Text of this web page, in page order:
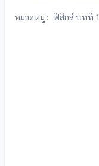
หมวดหมู : ฟิสิกส์ บทที่ 1